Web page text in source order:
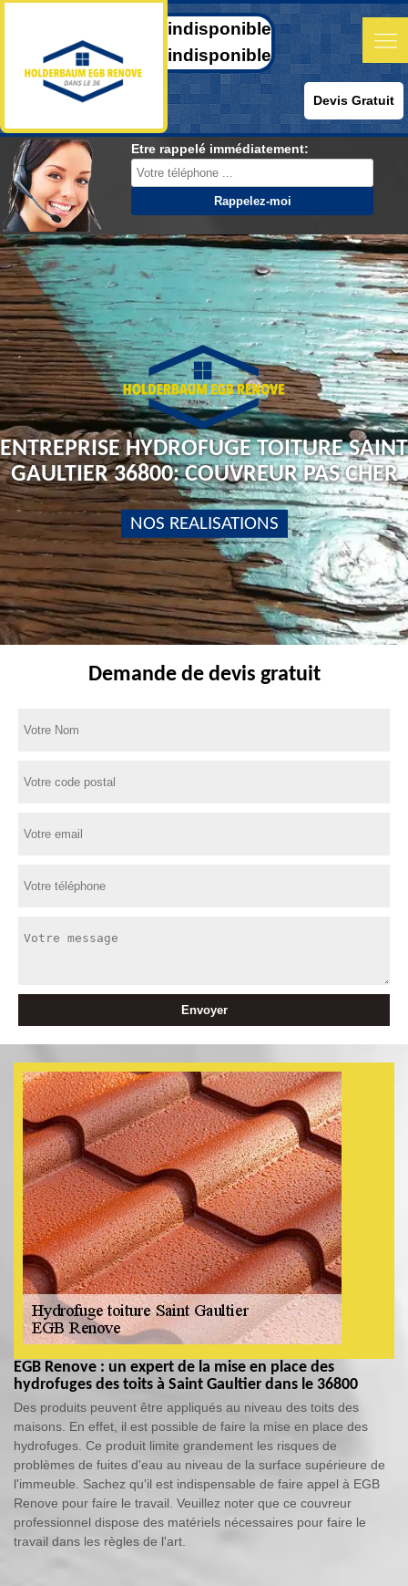
indisponible
indisponible
Devis Gratuit
Etre rappelé immédiatement:
ENTREPRISE HYDROFUGE TOITURE SAINT
GAULTIER 36800: COUVREUR PAS CHER
NOS REALISATIONS
Demande de devis gratuit
EGB Renove : un expert de la mise en place des
hydrofuges des toits à Saint Gaultier dans le 36800
Des produits peuvent être appliqués au niveau des toits des
maisons. En effet, il est possible de faire la mise en place des
hydrofuges. Ce produit limite grandement les risques de
problèmes de fuites d'eau au niveau de la surface supérieure de
l'immeuble. Sachez qu'il est indispensable de faire appel à EGB
Renove pour faire le travail. Veuillez noter que ce couvreur
professionnel dispose des matériels nécessaires pour faire le
travail dans les règles de l'art.